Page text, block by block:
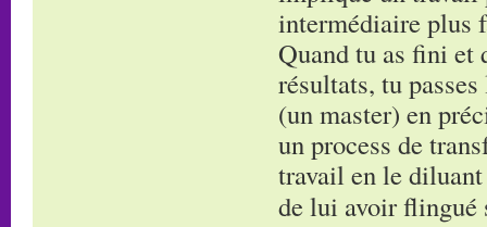
intermédiaire plus
Quand tu as fini et
résultats, tu
(un master) en
un process de
travail en le
de lui avoir flingué